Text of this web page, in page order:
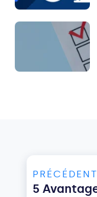
PRÉCÉDENT